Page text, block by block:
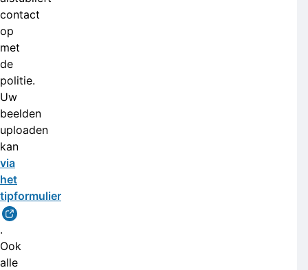
contact
op
met
de
politie.
Uw
beelden
uploaden
kan
via
het
tipformulier
.
Ook
alle